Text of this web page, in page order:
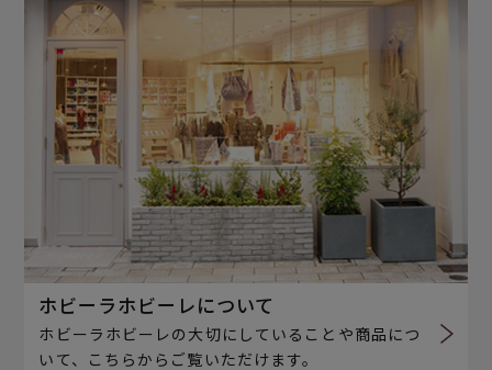
ホビーラホビーレについて
ホビーラホビーレの大切にしていることや商品につ
いて、こちらからご覧いただけます。